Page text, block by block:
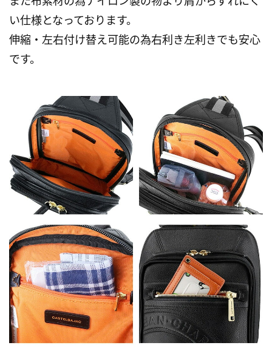
い仕様となっております。
伸縮・左右付け替え可能の為右利き左利きでも安心
です。